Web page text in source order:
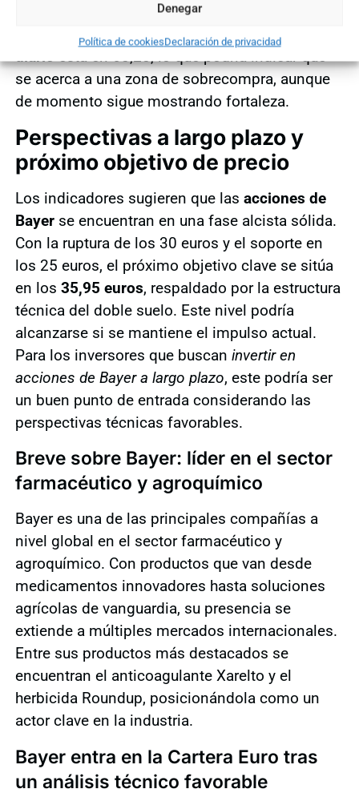
Denegar
Política de cookiesDeclaración de privacidad
0,7747 sugiere que la volatilidad se mantiene
en niveles moderados, mientras que el
diarioestá en 68,28, lo que podría indicar que
se acerca a una zona de sobrecompra, aunque
de momento sigue mostrando fortaleza.
Perspectivas a largo plazo y
próximo objetivo de precio
Los indicadores sugieren que las acciones de
Bayerse encuentran en una fase alcista sólida.
Con la ruptura de los 30 euros y el soporte en
los 25 euros, el próximo objetivo clave se sitúa
en los 35,95 euros, respaldado por la estructura
técnica del doble suelo. Este nivel podría
alcanzarse si se mantiene el impulso actual.
Para los inversores que buscan invertir en
acciones de Bayer a largo plazo, este podría ser
un buen punto de entrada considerando las
perspectivas técnicas favorables.
Breve sobre Bayer: líder en el sector
farmacéutico y agroquímico
Bayer es una de las principales compañías a
nivel global en el sector farmacéutico y
agroquímico. Con productos que van desde
medicamentos innovadores hasta soluciones
agrícolas de vanguardia, su presencia se
extiende a múltiples mercados internacionales.
Entre sus productos más destacados se
encuentran el anticoagulante Xarelto y el
herbicida Roundup, posicionándola como un
actor clave en la industria.
Bayer entra en la Cartera Euro tras
un análisis técnico favorable